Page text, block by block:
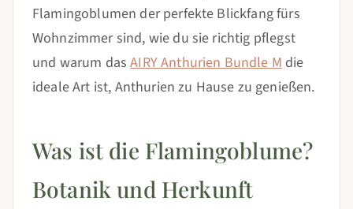
Flamingoblumen der perfekte Blickfang fürs
Wohnzimmer sind, wie du sie richtig pflegst
und warum dasAIRY Anthurien Bundle Mdie
ideale Art ist, Anthurien zu Hause zu genießen.
Was ist die Flamingoblume?
Botanik und Herkunft